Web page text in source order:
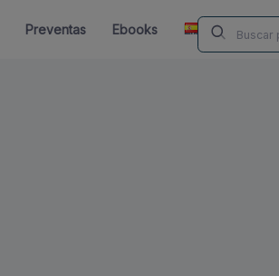
Preventas Ebooks Librerías
ES